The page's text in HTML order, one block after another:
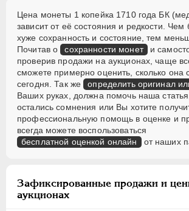
Цена монеты 1 копейка 1710 года БК
зависит от её состояния и редкости.
хуже сохранность и состояние, тем
Почитав о сохранности монет и
проверив продажи на аукционах, чаще
сможете примерно оценить, сколько она
сегодня. Так же определить оригинал
Ваших руках, должна помочь наша
остались сомнения или Вы хотите
профессиональную помощь в оценке и
всегда можете воспользоваться
бесплатной оценкой онлайн от наших
Зафиксированные продажи и
аукционах